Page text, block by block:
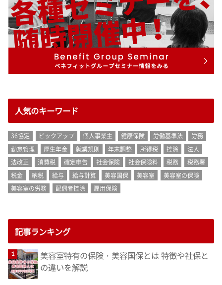
人気のキーワード
36協定 ピックアップ 個人事業主 健康保険 労働基準法
労務
勤怠管理
厚生年金 就業規則 年末調整 所得税 控除
法人
法改正
消費税 確定申告 社会保険 社会保険料 税務
税務署
税金
納税 給与 給与計算 美容国保 美容室
美容室の保険
美容室の労務
配偶者控除 雇用保険
記事ランキング
美容室特有の保険・美容国保とは 特徴や社保と
の違いを解説